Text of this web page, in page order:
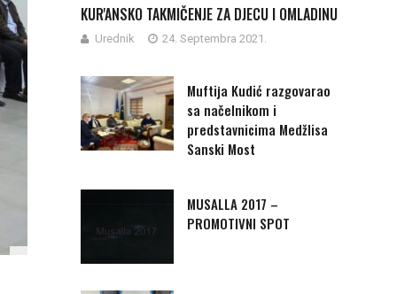
KUR'ANSKO TAKMIČENJE ZA DJECU I OMLADINU
Urednik 24. Septembra 2021.
Muftija Kudić razgovarao
sa načelnikom i
predstavnicima Medžlisa
Sanski Most
MUSALLA 2017 –
PROMOTIVNI SPOT